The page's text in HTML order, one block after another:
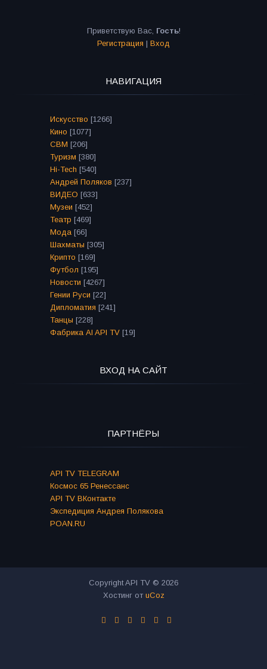
Приветствую Вас, Гость!
Регистрация | Вход
НАВИГАЦИЯ
Искусство [1266]
Кино [1077]
СВМ [206]
Туризм [380]
Hi-Tech [540]
Андрей Поляков [237]
ВИДЕО [633]
Музеи [452]
Театр [469]
Мода [66]
Шахматы [305]
Крипто [169]
Футбол [195]
Новости [4267]
Гении Руси [22]
Дипломатия [241]
Танцы [228]
Фабрика AI API TV [19]
ВХОД НА САЙТ
ПАРТНЁРЫ
API TV TELEGRAM
Космос 65 Ренессанс
API TV ВКонтакте
Экспедиция Андрея Полякова
POAN.RU
Copyright API TV © 2026
Хостинг от uCoz